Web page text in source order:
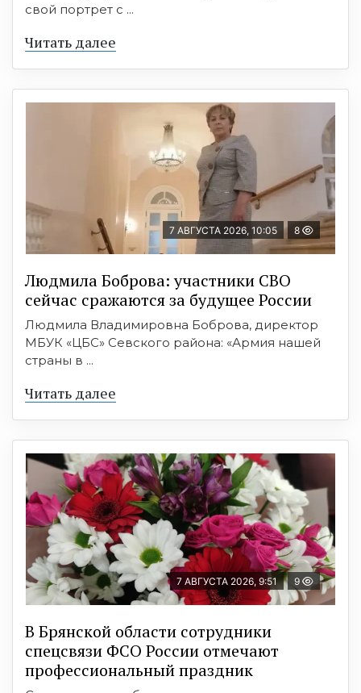
свой портрет с ...
Читать далее
7 АВГУСТА 2026, 10:05 8
Людмила Боброва: участники СВО
сейчас сражаются за будущее России
Людмила Владимировна Боброва, директор
МБУК «ЦБС» Севского района: «Армия нашей
страны в ...
Читать далее
7 АВГУСТА 2026, 9:51 9
В Брянской области сотрудники
спецсвязи ФСО России отмечают
профессиональный праздник